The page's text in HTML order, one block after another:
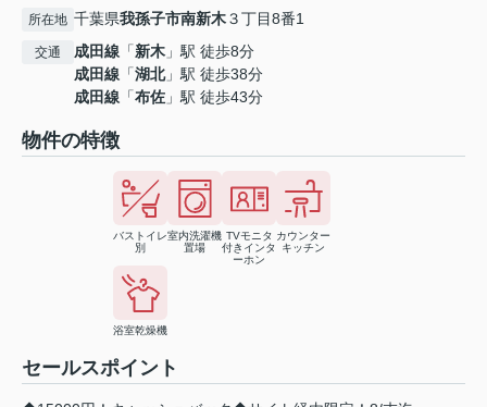
所在地 千葉県我孫子市南新木３丁目8番1
交通 成田線 「新木 」駅 徒歩8分
成田線 「湖北」駅 徒歩38分
成田線 「布佐 」駅 徒歩43分
物件の特徴
バストイレ
別
室内洗濯機
置場
TVモニタ
付きインタ
ーホン
カウンター
キッチン
浴室乾燥機
セールスポイント